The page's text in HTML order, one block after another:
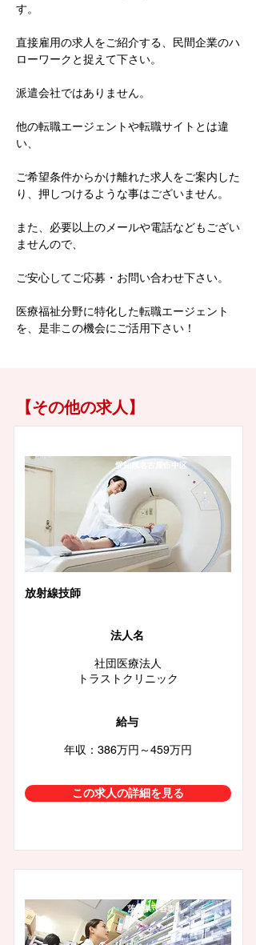
す。
直接雇用の求人をご紹介する、民間企業のハ
ローワークと捉えて下さい。
派遣会社ではありません。
他の転職エージェントや転職サイトとは違
い、
ご希望条件からかけ離れた求人をご案内した
り、押しつけるような事はございません。
また、必要以上のメールや電話などもござい
ませんので、
ご安心してご応募・お問い合わせ下さい。
医療福祉分野に特化した転職エージェント
を、是非この機会にご活用下さい！
【その他の求人】
愛知県名古屋市中区
放射線技師
法人名
社団医療法人
トラストクリニック
給与
年収：386万円～459万円
この求人の詳細を見る
茨城県守谷市